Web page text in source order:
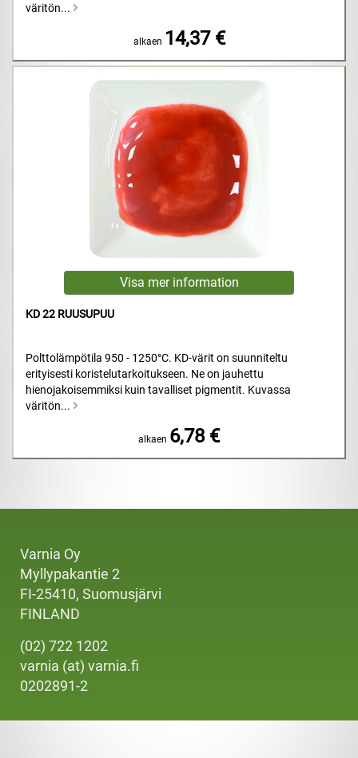
väritön...
alkaen 14,37 €
KD 22 RUUSUPUU
Polttolämpötila 950 - 1250°C. KD-värit on suunniteltu
erityisesti koristelutarkoitukseen. Ne on jauhettu
hienojakoisemmiksi kuin tavalliset pigmentit. Kuvassa
väritön...
alkaen 6,78 €
Varnia Oy
Myllypakantie 2
FI-25410, Suomusjärvi
FINLAND
(02) 722 1202
varnia (at) varnia.fi
0202891-2